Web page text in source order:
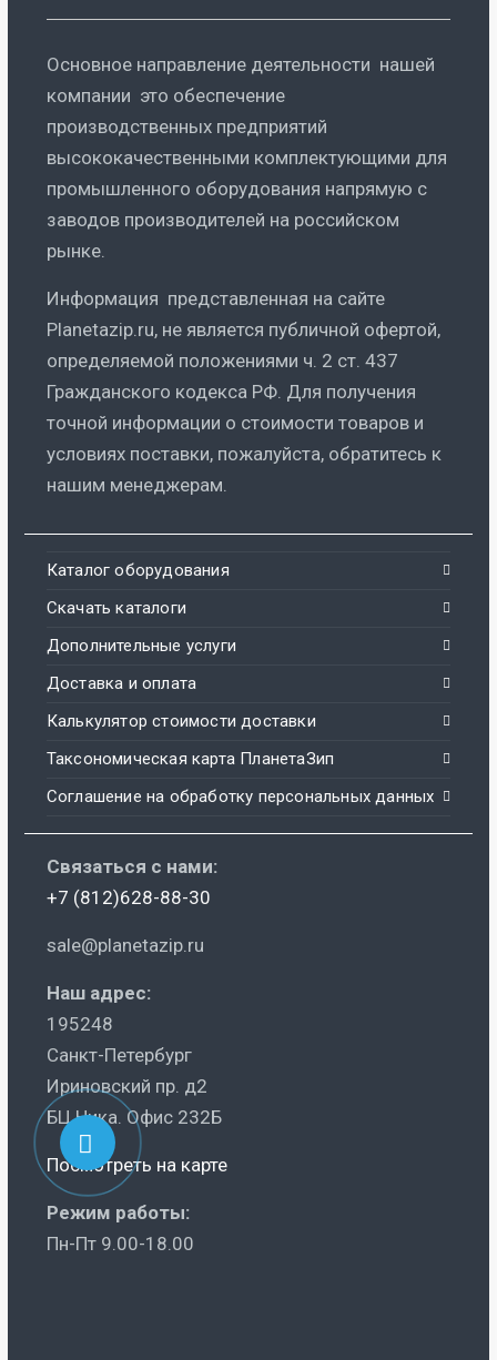
Основное направление деятельности нашей
компании это обеспечение
производственных предприятий
высококачественными комплектующими для
промышленного оборудования напрямую с
заводов производителей на российском
рынке.
Информация представленная на сайте
Planetazip.ru, не является публичной офертой,
определяемой положениями ч. 2 ст. 437
Гражданского кодекса РФ. Для получения
точной информации о стоимости товаров и
условиях поставки, пожалуйста, обратитесь к
нашим менеджерам.
Каталог оборудования
Скачать каталоги
Дополнительные услуги
Доставка и оплата
Калькулятор стоимости доставки
Таксономическая карта ПланетаЗип
Соглашение на обработку персональных данных
Связаться с нами:
+7 (812)628-88-30
sale@planetazip.ru
Наш адрес:
195248
Санкт-Петербург
Ириновский пр. д2
БЦ Ника. Офис 232Б
Посмотреть на карте
Режим работы:
Пн-Пт 9.00-18.00